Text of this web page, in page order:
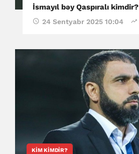
İsmayıl bəy Qaspıralı kimdir?
24 Sentyabr 2025 10:04
KIM KIMDIR?